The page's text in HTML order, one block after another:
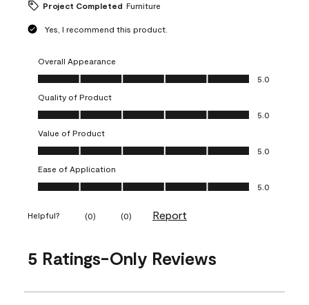
Project Completed Furniture
Yes, I recommend this product.
Overall Appearance
Overall Appearance, 5.0 out of 5
5.0
Quality of Product
Quality of Product, 5.0 out of 5
5.0
Value of Product
Value of Product, 5.0 out of 5
5.0
Ease of Application
Ease of Application, 5.0 out of 5
5.0
Helpful? (0) (0) Report
5 Ratings-Only Reviews